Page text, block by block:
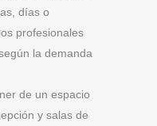
días o
profesionales
la demanda
de un espacio
y salas de